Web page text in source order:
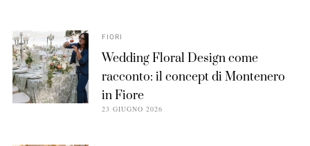
FIORI
Wedding Floral Design come
racconto: il concept di Montenero
in Fiore
23 GIUGNO 2026